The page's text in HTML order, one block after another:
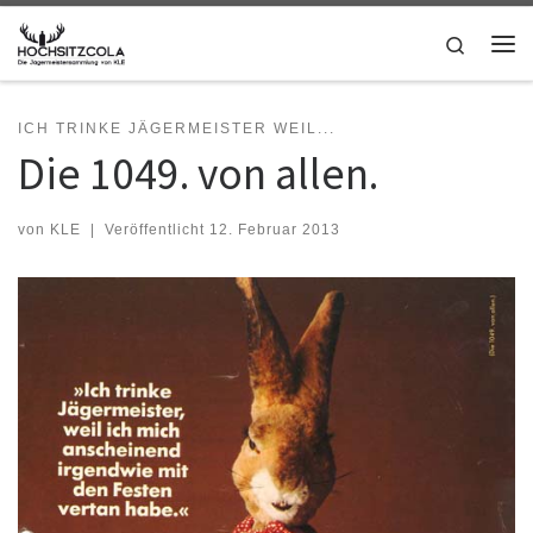
Zum Inhalt springen
Search
ICH TRINKE JÄGERMEISTER WEIL...
Die 1049. von allen.
von KLE Veröffentlicht 12. Februar 2013